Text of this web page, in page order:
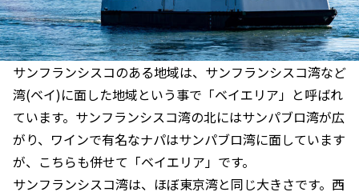
サンフランシスコのある地域は、サンフランシスコ湾など
湾(ベイ)に面した地域という事で「ベイエリア」と呼ばれ
ています。サンフランシスコ湾の北にはサンパブロ湾が広
がり、ワインで有名なナパはサンパブロ湾に面しています
が、こちらも併せて「ベイエリア」です。
サンフランシスコ湾は、ほぼ東京湾と同じ大きさです。西